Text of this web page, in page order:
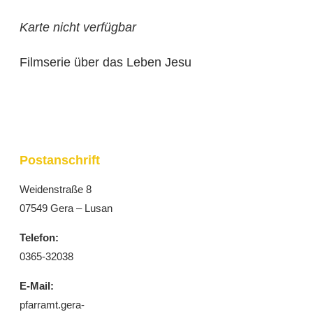
Karte nicht verfügbar
Filmserie über das Leben Jesu
Postanschrift
Weidenstraße 8
07549 Gera – Lusan
Telefon:
0365-32038
E-Mail:
pfarramt.gera-